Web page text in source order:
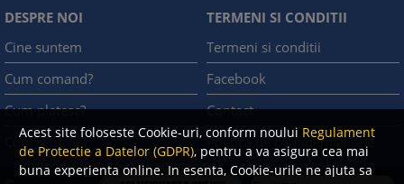
Acest site foloseste Cookie-uri, conform noului Regulament
de Protectie a Datelor (GDPR), pentru a va asigura cea mai
buna experienta online. In esenta, Cookie-urile ne ajuta sa
DESPRE NOI
Cine suntem
Cum comand?
Cum platesc?
Cum returnez
TERMENI SI CONDITII
Termeni si conditii
Facebook
Contact
Politica de confidentialitate